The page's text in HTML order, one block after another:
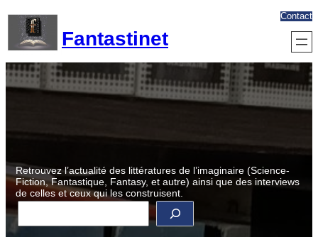
contenu
Fantastinet
Contact
Retrouvez l’actualité des littératures de l’imaginaire (Science-
Fiction, Fantastique, Fantasy, et autre) ainsi que des interviews
de celles et ceux qui les construisent.
R
e
c